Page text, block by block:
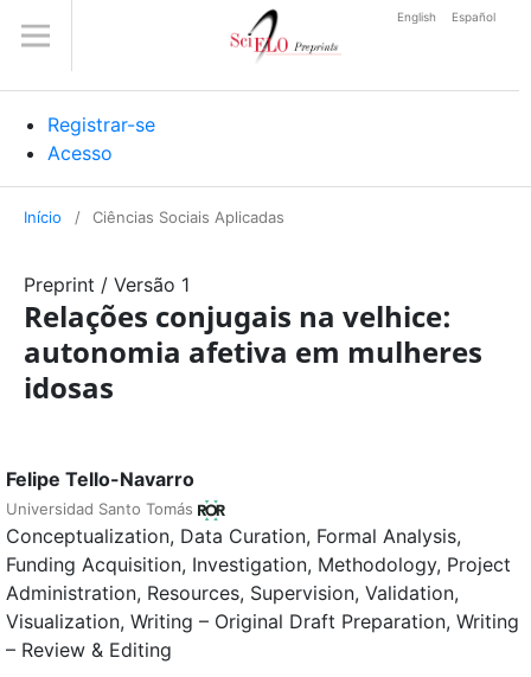
Registrar-se
Acesso
English Español
Início / Ciências Sociais Aplicadas
Preprint / Versão 1
Relações conjugais na velhice:
autonomia afetiva em mulheres
idosas
Felipe Tello-Navarro
Universidad Santo Tomás
Conceptualization Data Curation Formal Analysis
Funding Acquisition Investigation Methodology Project
Administration Resources Supervision Validation
Visualization Writing – Original Draft Preparation Writing
– Review & Editing